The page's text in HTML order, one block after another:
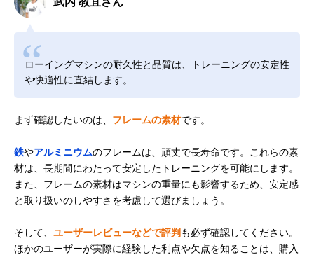
ローイングマシンの耐久性と品質は、トレーニングの安定性
や快適性に直結します。
まず確認したいのは、 フレームの素材です。
鉄やアルミニウムのフレームは、頑丈で長寿命です。これらの素
材は、長期間にわたって安定したトレーニングを可能にします。
また、フレームの素材はマシンの重量にも影響するため、安定感
と取り扱いのしやすさを考慮して選びましょう。
そして、 ユーザーレビューなどで評判 も必ず確認してください。
ほかのユーザーが実際に経験した利点や欠点を知ることは、購入